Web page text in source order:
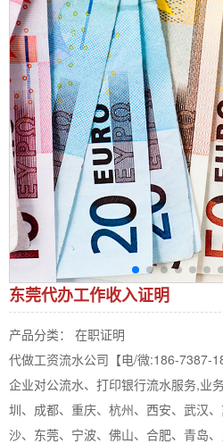
东莞代办工作收入证明
产品分类： 在职证明
代做工资流水公司【电/微:186-7387-
企业对公流水、打印银行流水服务,业
圳、成都、重庆、杭州、西安、武汉
沙、东莞、宁波、佛山、合肥、青岛